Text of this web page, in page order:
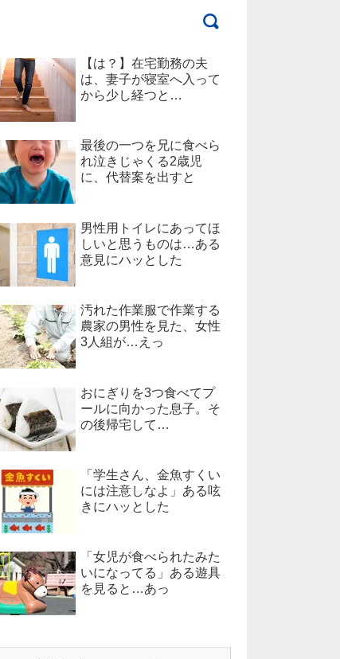
【は？】在宅勤務の夫
は、妻子が寝室へ入って
から少し経つと…
最後の一つを兄に食べら
れ泣きじゃくる2歳児
に、代替案を出すと
男性用トイレにあってほ
しいと思うものは…ある
意見にハッとした
汚れた作業服で作業する
農家の男性を見た、女性
3人組が…えっ
おにぎりを3つ食べてプ
ールに向かった息子。そ
の後帰宅して…
「学生さん、金魚すくい
には注意しなよ」ある呟
きにハッとした
「女児が食べられたみた
いになってる」ある遊具
を見ると…あっ